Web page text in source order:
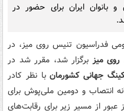
ایران برای حضور در
فدراسیون تنیس روی میز، در
روی میز برگزار شد، مقرر شد در
جهانی کشورمانبا نظر کادر
انتصاب و دومین ملی‌پوش برای
از مسیر زیر برای رقابت‌های